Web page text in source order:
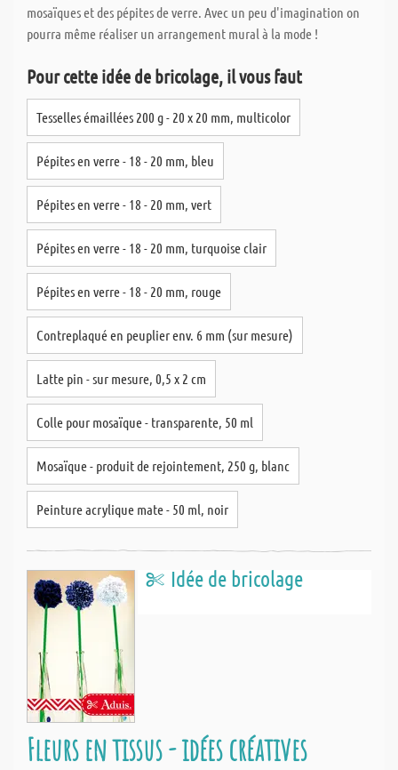
mosaïques et des pépites de verre. Avec un peu d'imagination on
pourra même réaliser un arrangement mural à la mode !
Pour cette idée de bricolage, il vous faut
Tesselles émaillées 200 g - 20 x 20 mm, multicolor
Pépites en verre - 18 - 20 mm, bleu
Pépites en verre - 18 - 20 mm, vert
Pépites en verre - 18 - 20 mm, turquoise clair
Pépites en verre - 18 - 20 mm, rouge
Contreplaqué en peuplier env. 6 mm (sur mesure)
Latte pin - sur mesure, 0,5 x 2 cm
Colle pour mosaïque - transparente, 50 ml
Mosaïque - produit de rejointement, 250 g, blanc
Peinture acrylique mate - 50 ml, noir
Idée de bricolage
Fleurs en tissus - idées créatives